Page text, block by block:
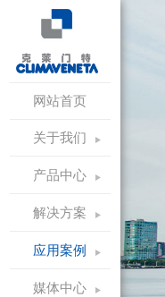
网站首页
关于我们
产品中心
解决方案
应用案例
媒体中心